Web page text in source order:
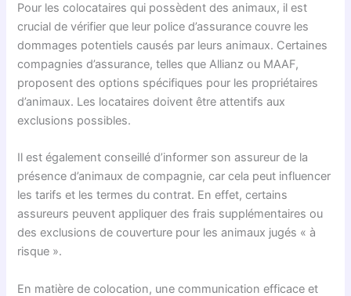
Pour les colocataires qui possèdent des animaux, il est
crucial de vérifier que leur police d’assurance couvre les
dommages potentiels causés par leurs animaux. Certaines
compagnies d’assurance, telles que Allianz ou MAAF,
proposent des options spécifiques pour les propriétaires
d’animaux. Les locataires doivent être attentifs aux
exclusions possibles.
Il est également conseillé d’informer son assureur de la
présence d’animaux de compagnie, car cela peut influencer
les tarifs et les termes du contrat. En effet, certains
assureurs peuvent appliquer des frais supplémentaires ou
des exclusions de couverture pour les animaux jugés « à
risque ».
En matière de colocation, une communication efficace et